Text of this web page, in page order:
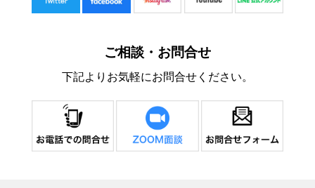
ご相談・お問合せ
下記よりお気軽にお問合せください。